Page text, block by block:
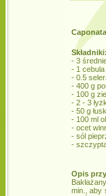
Caponata
- 3
- 1 cebula
- 0.5
- 400 g
- 100 g
- 2 - 3
- 50 g
- 100 ml
- ocet
- sól
-
Opis
min., aby